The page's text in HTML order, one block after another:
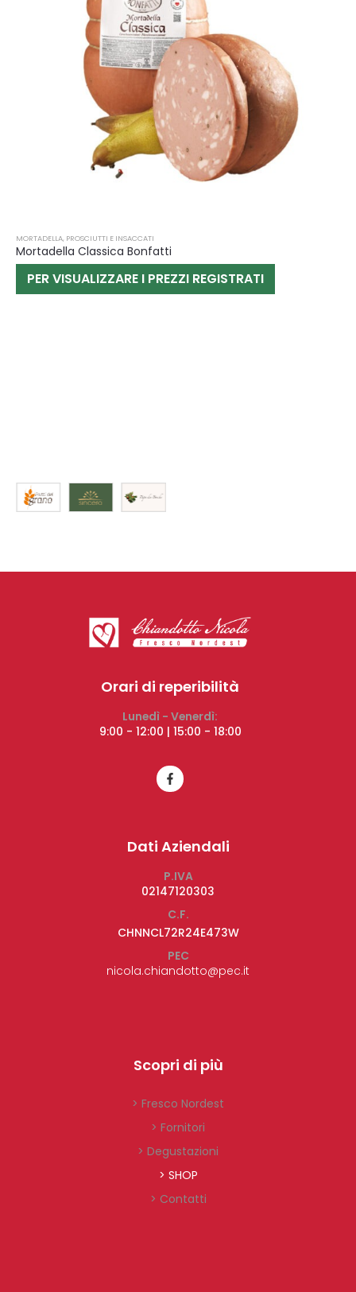
MORTADELLA, PROSCIUTTI E INSACCATI
Mortadella Classica Bonfatti
PER VISUALIZZARE I PREZZI REGISTRATI
Orari di reperibilità
Lunedì - Venerdì:
9:00 - 12:00 | 15:00 - 18:00
Dati Aziendali
P.IVA
02147120303
C.F.
CHNNCL72R24E473W
PEC
nicola.chiandotto@pec.it
Scopri di più
> Fresco Nordest
> Fornitori
> Degustazioni
> SHOP
> Contatti